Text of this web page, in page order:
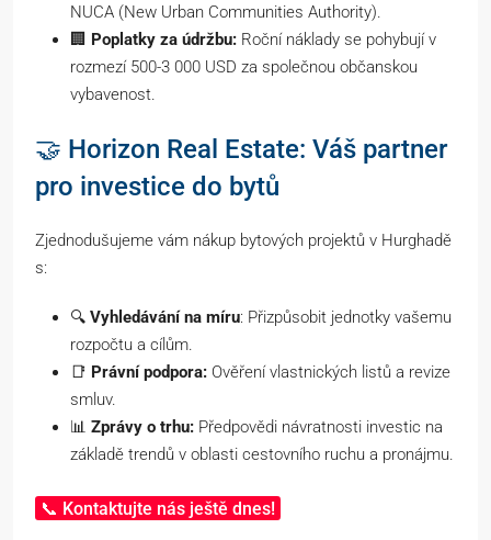
NUCA (New Urban Communities Authority).
🏢 Poplatky za údržbu: Roční náklady se pohybují v
rozmezí 500-3 000 USD za společnou občanskou
vybavenost.
🤝 Horizon Real Estate: Váš partner
pro investice do bytů
Zjednodušujeme vám nákup bytových projektů v Hurghadě
s:
🔍 Vyhledávání na míru: Přizpůsobit jednotky vašemu
rozpočtu a cílům.
📑 Právní podpora: Ověření vlastnických listů a revize
smluv.
📊 Zprávy o trhu: Předpovědi návratnosti investic na
základě trendů v oblasti cestovního ruchu a pronájmu.
📞 Kontaktujte nás ještě dnes!